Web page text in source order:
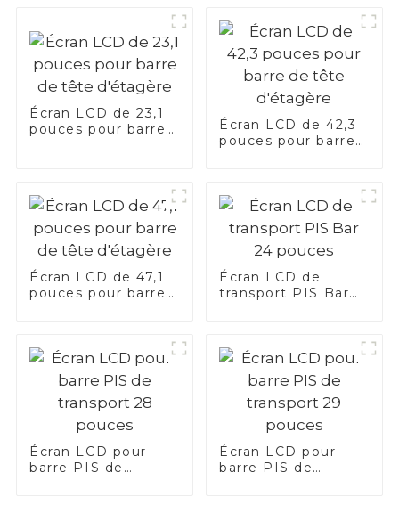
Écran LCD de 23,1
pouces pour barre
Écran LCD de 42,3
pouces pour barre
Écran LCD de 47,1
pouces pour barre
Écran LCD de
transport PIS Bar
Écran LCD pour
barre PIS de
Écran LCD pour
barre PIS de